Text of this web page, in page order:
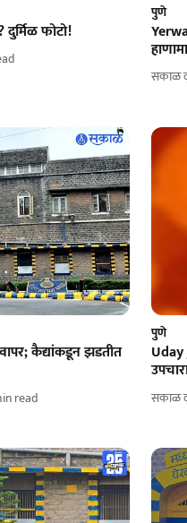
फोटो!
पुणे
सकाळ
कैद्यांकडून झडतीत
read
पुणे
सकाळ